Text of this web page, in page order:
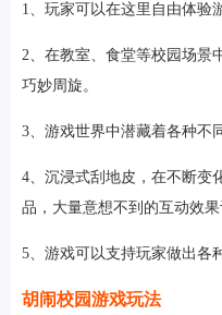
1、玩家可以在这里自由体验
2、在教室、食堂等校园场景
巧妙周旋。
3、游戏世界中潜藏着各种不
4、沉浸式刮地皮，在不断变
品，大量意想不到的互动效果
5、游戏可以支持玩家做出各
胡闹校园游戏玩法